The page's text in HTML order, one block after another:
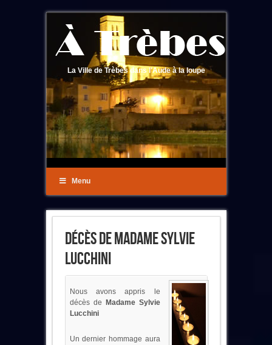
La Ville de Trèbes dans l'Aude à la loupe
Menu
Décès De Madame Sylvie
Lucchini
Nous avons appris le
décès de
Madame Sylvie
Lucchini
Un dernier hommage aura